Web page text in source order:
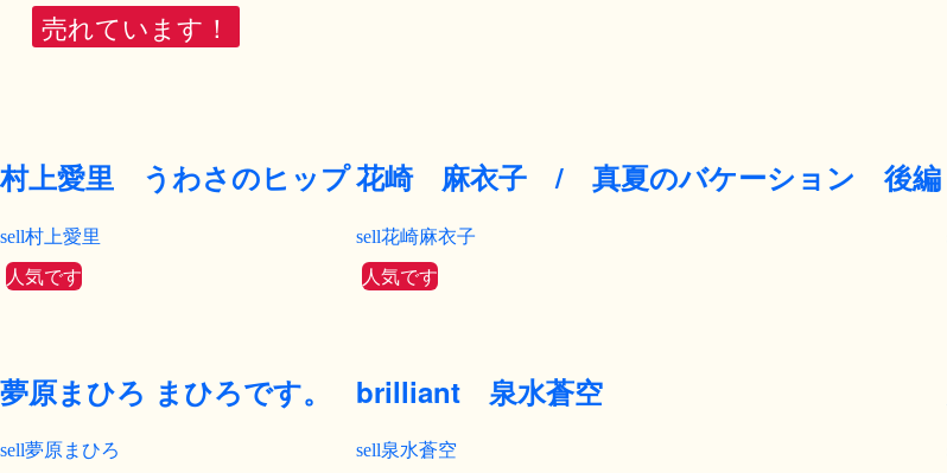
売れています！
村上愛里 うわさのヒップ
村上愛里
人気です
夢原まひろ まひろです。
夢原まひろ
花崎 麻衣子 / 真夏のバケーション 後編
花崎麻衣子
人気です
brilliant 泉水蒼空
泉水蒼空